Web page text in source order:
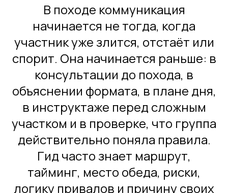
В походе коммуникация
начинается не тогда, когда
участник уже злится, отстаёт или
спорит. Она начинается раньше: в
консультации до похода, в
объяснении формата, в плане дня,
в инструктаже перед сложным
участком и в проверке, что группа
действительно поняла правила.
Гид часто знает маршрут,
тайминг, место обеда, риски,
логику привалов и причину своих